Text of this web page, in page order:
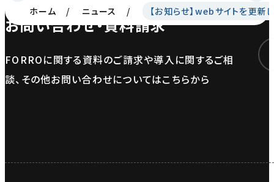
ホーム
ニュース 【お知らせ】webサイトを更新
お問い合わせ・資料請求
FORROに関する資料のご請求や導入に関するご相
談、その他お問い合わせについてはこちらから